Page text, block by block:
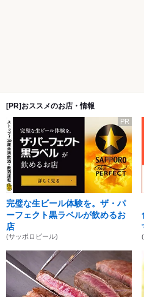
[PR]おススメのお店・情報
PR
完璧な生ビール体験を。ザ・パ
ーフェクト黒ラベルが飲めるお
店
(サッポロビール)